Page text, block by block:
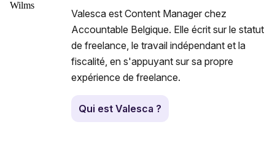
Valesca est Content Manager chez
Accountable Belgique. Elle écrit sur le statut
de freelance, le travail indépendant et la
fiscalité, en s'appuyant sur sa propre
expérience de freelance.
Qui est Valesca ?